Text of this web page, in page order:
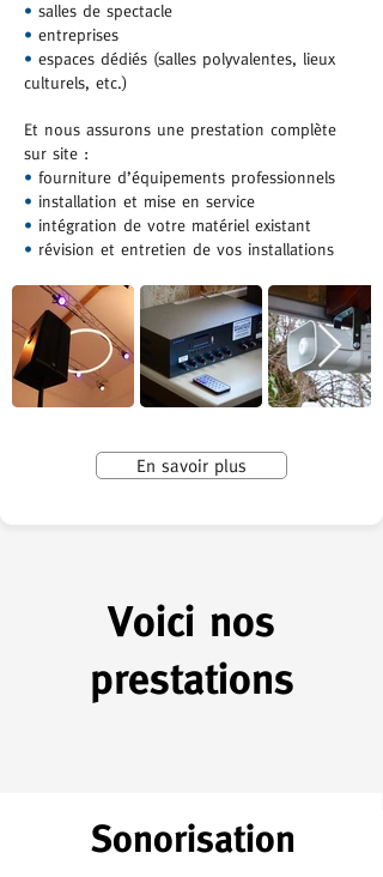
• salles de spectacle
• entreprises
• espaces dédiés (salles polyvalentes, lieux
culturels, etc.)
Et nous assurons une prestation complète
sur site :
• fourniture d’équipements professionnels
• installation et mise en service
• intégration de votre matériel existant
• révision et entretien de vos installations
En savoir plus
Voici nos
prestations
Sonorisation